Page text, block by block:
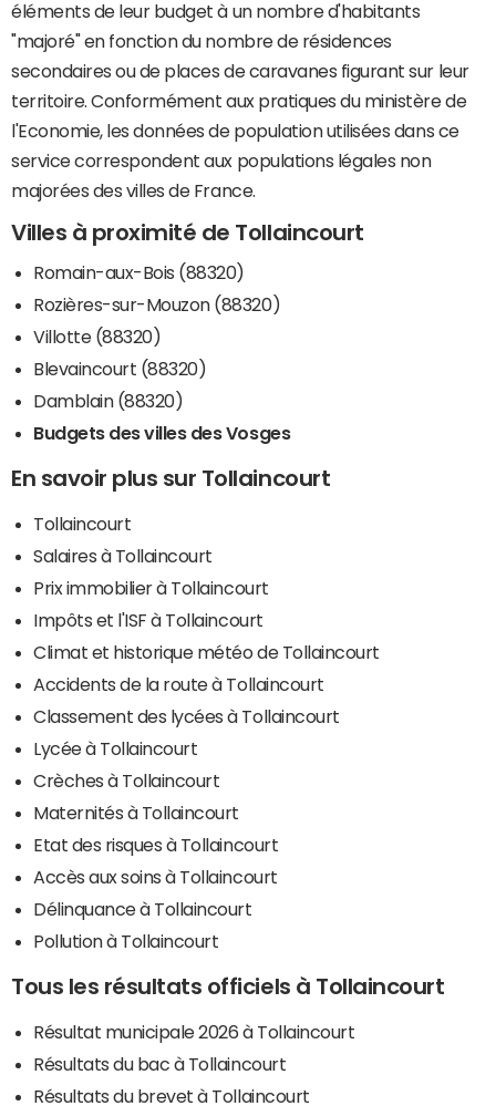
éléments de leur budget à un nombre d'habitants
"majoré" en fonction du nombre de résidences
secondaires ou de places de caravanes figurant sur leur
territoire. Conformément aux pratiques du ministère de
l'Economie, les données de population utilisées dans ce
service correspondent aux populations légales non
majorées des villes de France.
Villes à proximité de Tollaincourt
Romain-aux-Bois (88320)
Rozières-sur-Mouzon (88320)
Villotte (88320)
Blevaincourt (88320)
Damblain (88320)
Budgets des villes des Vosges
En savoir plus sur Tollaincourt
Tollaincourt
Salaires à Tollaincourt
Prix immobilier à Tollaincourt
Impôts et l'ISF à Tollaincourt
Climat et historique météo de Tollaincourt
Accidents de la route à Tollaincourt
Classement des lycées à Tollaincourt
Lycée à Tollaincourt
Crèches à Tollaincourt
Maternités à Tollaincourt
Etat des risques à Tollaincourt
Accès aux soins à Tollaincourt
Délinquance à Tollaincourt
Pollution à Tollaincourt
Tous les résultats officiels à Tollaincourt
Résultat municipale 2026 à Tollaincourt
Résultats du bac à Tollaincourt
Résultats du brevet à Tollaincourt